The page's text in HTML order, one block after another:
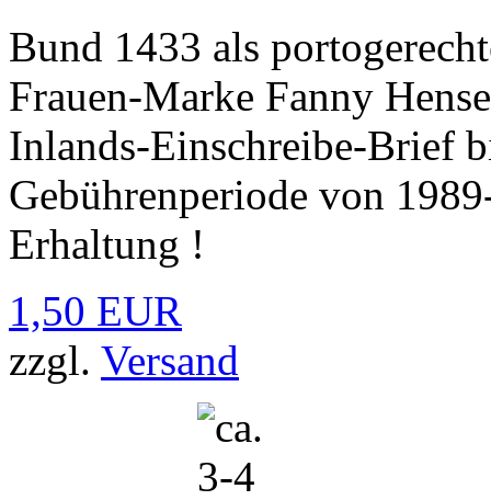
Bund 1433 als
Frauen-Marke Fanny
Inlands-Einschreibe-Brief
Gebührenperiode von
Erhaltung !
1,50 EUR
zzgl. Versand